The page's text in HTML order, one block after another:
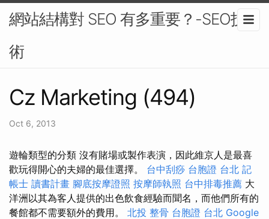
網站結構對 SEO 有多重要？-SEO技
術
Cz Marketing (494)
Oct 6, 2013
遊輪類型的分類 沒有賭場或製作表演，因此維京人是最喜
歡玩得開心的夫婦的最佳選擇。 台中刮痧 台胞證 台北 記
帳士 讀書計畫 腳底按摩證照 按摩師執照 台中排毒推薦 大
洋洲以其為客人提供的出色飲食經驗而聞名，而他們所有的
餐館都不需要額外的費用。 北投 整骨 台胞證 台北 Google